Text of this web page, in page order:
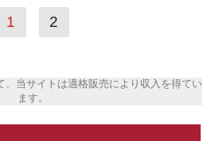
1 2
、当サイトは適格販売により収入を得てい
ます。